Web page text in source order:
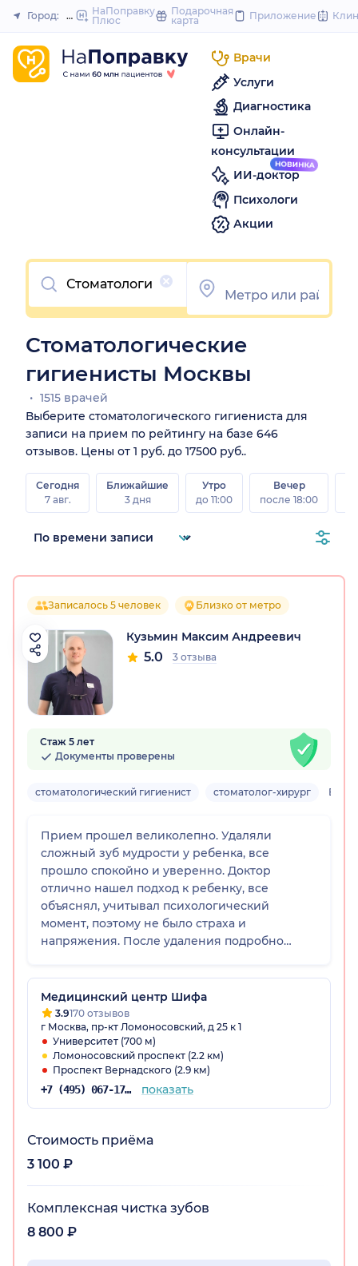
to
Закрыть
Город: МоскваНаПоправку
Плюс
Подарочная
карта
Приложение
Врачи
Услуги
Диагностика
Онлайн-
консультации
ИИ-доктор
Психологи
Акции
Очистить
Стоматологические
гигиенисты Москвы
1515 врачей
Выберите стоматологического гигиениста для
записи на прием по рейтингу на базе 646
отзывов. Цены от 1 руб. до 17500 руб..
Сегодня
7 авг.
Ближайшие
3 дня
Утро
до 11:00
Вечер
после 18:00
Записалось 5 человек Близко от метро
Кузьмин Максим Андреевич
5.0 3 отзыва
Стаж 5 лет
Документы проверены
стоматологический гигиенист стоматолог-хирург
Прием прошел великолепно. Удаляли
сложный зуб мудрости у ребенка, все
прошло спокойно и уверенно. Доктор
отлично нашел подход к ребенку, все
объяснял, учитывал психологический
момент, поэтому не было страха и
напряжения. После удаления подробно
прошло так, как и обещал. Ребенок сказал,
что готов обращаться только к этому врачу.
Очень довольны, оцениваем прием на
максимальный балл.
Медицинский центр Шифа
3.9170 отзывов
г Москва, пр-кт Ломоносовский, д 25 к 1
Университет (700 м)
Ломоносовский проспект (2.2 км)
Проспект Вернадского (2.9 км)
+7 (495) 067-17-60 показать
Стоимость приёма
3 100 ₽
Комплексная чистка зубов
8 800 ₽